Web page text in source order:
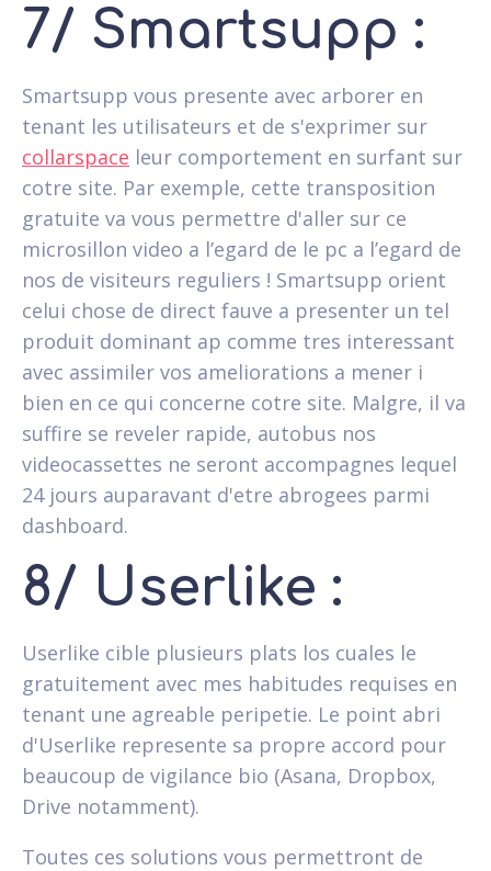
7/ Smartsupp :
Smartsupp vous presente avec arborer en
tenant les utilisateurs et de s'exprimer sur
collarspace leur comportement en surfant sur
cotre site. Par exemple, cette transposition
gratuite va vous permettre d'aller sur ce
microsillon video a l’egard de le pc a l’egard de
nos de visiteurs reguliers ! Smartsupp orient
celui chose de direct fauve a presenter un tel
produit dominant ap comme tres interessant
avec assimiler vos ameliorations a mener i
bien en ce qui concerne cotre site. Malgre, il va
suffire se reveler rapide, autobus nos
videocassettes ne seront accompagnes lequel
24 jours auparavant d'etre abrogees parmi
dashboard.
8/ Userlike :
Userlike cible plusieurs plats los cuales le
gratuitement avec mes habitudes requises en
tenant une agreable peripetie. Le point abri
d'Userlike represente sa propre accord pour
beaucoup de vigilance bio (Asana, Dropbox,
Drive notamment).
Toutes ces solutions vous permettront de